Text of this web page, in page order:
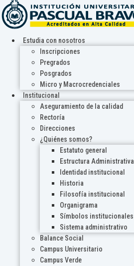
Estudia con nosotros
Inscripciones
Pregrados
Posgrados
Micro y Macrocredenciales
Institucional
Aseguramiento de la calidad
Rectoría
Direcciones
¿Quiénes somos?
Estatuto general
Estructura Administrativa
Identidad institucional
Historia
Filosofía institucional
Organigrama
Símbolos institucionales
Sistema administrativo
Balance Social
Campus Universitario
Campus Verde